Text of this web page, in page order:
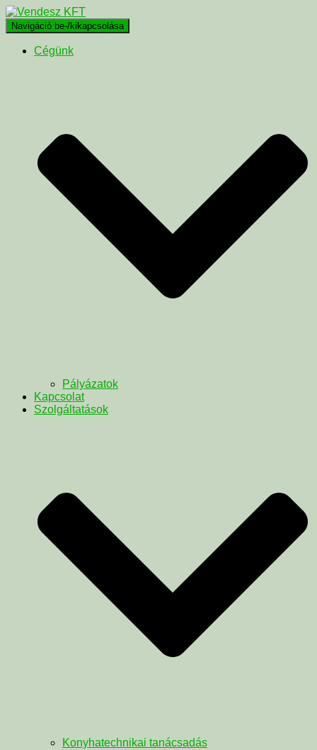
Navigáció be-/kikapcsolása
Cégünk
Pályázatok
Kapcsolat
Szolgáltatások
Konyhatechnikai tanácsadás